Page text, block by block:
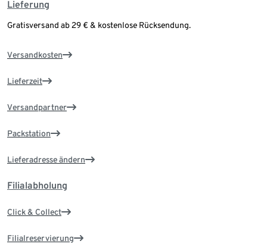
Lieferung
Gratisversand ab 29 € & kostenlose Rücksendung.
Versandkosten
Lieferzeit
Versandpartner
Packstation
Lieferadresse ändern
Filialabholung
Click & Collect
Filialreservierung